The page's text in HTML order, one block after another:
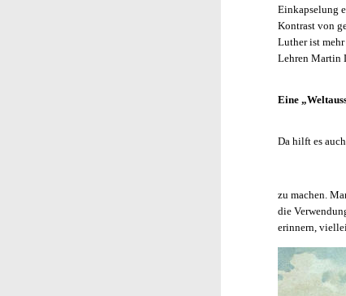
Einkapselung
Kontrast von
Luther ist
Lehren Martin
Eine
Da hilft es
zu machen.
die
erinnern,